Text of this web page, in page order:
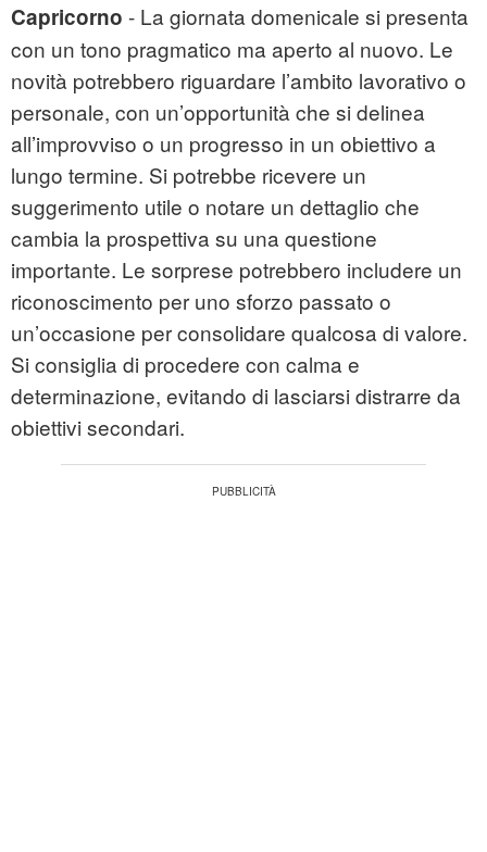
Capricorno - La giornata domenicale si presenta
con un tono pragmatico ma aperto al nuovo. Le
novità potrebbero riguardare l’ambito lavorativo o
personale, con un’opportunità che si delinea
all’improvviso o un progresso in un obiettivo a
lungo termine. Si potrebbe ricevere un
suggerimento utile o notare un dettaglio che
cambia la prospettiva su una questione
importante. Le sorprese potrebbero includere un
riconoscimento per uno sforzo passato o
un’occasione per consolidare qualcosa di valore.
Si consiglia di procedere con calma e
determinazione, evitando di lasciarsi distrarre da
obiettivi secondari.